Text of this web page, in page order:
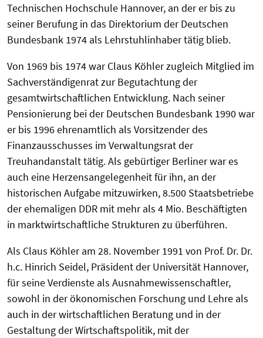
Technischen Hochschule Hannover, an der er bis zu
seiner Berufung in das Direktorium der Deutschen
Bundesbank 1974 als Lehrstuhlinhaber tätig blieb.
Von 1969 bis 1974 war Claus Köhler zugleich Mitglied im
Sachverständigenrat zur Begutachtung der
gesamtwirtschaftlichen Entwicklung. Nach seiner
Pensionierung bei der Deutschen Bundesbank 1990 war
er bis 1996 ehrenamtlich als Vorsitzender des
Finanzausschusses im Verwaltungsrat der
Treuhandanstalt tätig. Als gebürtiger Berliner war es
auch eine Herzensangelegenheit für ihn, an der
historischen Aufgabe mitzuwirken, 8.500 Staatsbetriebe
der ehemaligen DDR mit mehr als 4 Mio. Beschäftigten
in marktwirtschaftliche Strukturen zu überführen.
Als Claus Köhler am 28. November 1991 von Prof. Dr. Dr.
h.c. Hinrich Seidel, Präsident der Universität Hannover,
für seine Verdienste als Ausnahmewissenschaftler,
sowohl in der ökonomischen Forschung und Lehre als
auch in der wirtschaftlichen Beratung und in der
Gestaltung der Wirtschaftspolitik, mit der